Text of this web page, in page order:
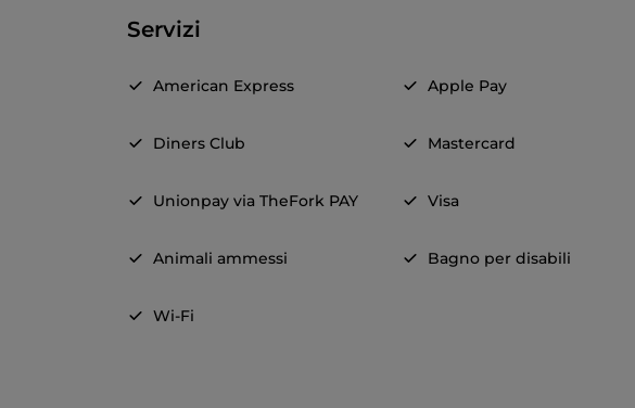
Servizi
American Express Apple Pay
Diners Club Mastercard
Unionpay via TheFork PAY Visa
Animali ammessi Bagno per disabili
Wi-Fi